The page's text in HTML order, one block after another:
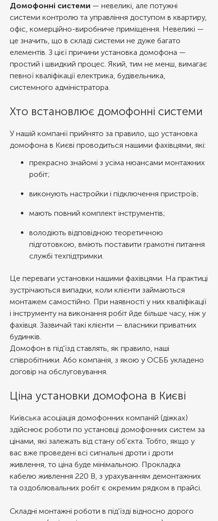
Домофонні системи — невеликі, але потужні
системи контролю та управління доступом в квартиру,
офіс, комерційно-виробниче приміщення. Невеликі —
це значить, що в складі системи не дуже багато
елементів. З цієї причини установка домофона —
простий і швидкий процес. Який, тим не менш, вимагає
певної кваліфікації електрика, будівельника,
системного адміністратора.
Хто встановлює домофонні системи
У нашій компанії прийнято за правило, що установка
домофона в Києві проводиться нашими фахівцями, які:
прекрасно знайомі з усіма нюансами монтажних
робіт;
виконують настройки і підключення пристроїв;
мають повний комплект інструментів;
володіють відповідною теоретичною
підготовкою, вміють поставити грамотні питання
службі техпідтримки.
Це переваги установки нашими фахівцями. На практиці
зустрічаються випадки, коли клієнти займаються
монтажем самостійно. При наявності у них кваліфікації
і інструменту на виконання робіт йде більше часу, ніж у
фахівця. Зазвичай такі клієнти — власники приватних
будинків.
Домофон в під'їзд ставлять, як правило, наші
співробітники. Або компанія, з якою у ОСББ укладено
договір на обслуговування.
Ціна установки домофона в Києві
Київська асоціація домофонних компаній (діжках)
здійснює роботи по установці домофонних систем за
цінами, які залежать від стану об'єкта. Тобто, якщо у
вас вже проведені всі сигнальні дроти і дроти
живлення, то ціна буде мінімальною. Прокладка
кабелю живлення 220 В, з урахуванням демонтажних
та оздоблювальних робіт є окремим рядком в прайсі.
Складні монтажні роботи в під'їзді відносно дорого